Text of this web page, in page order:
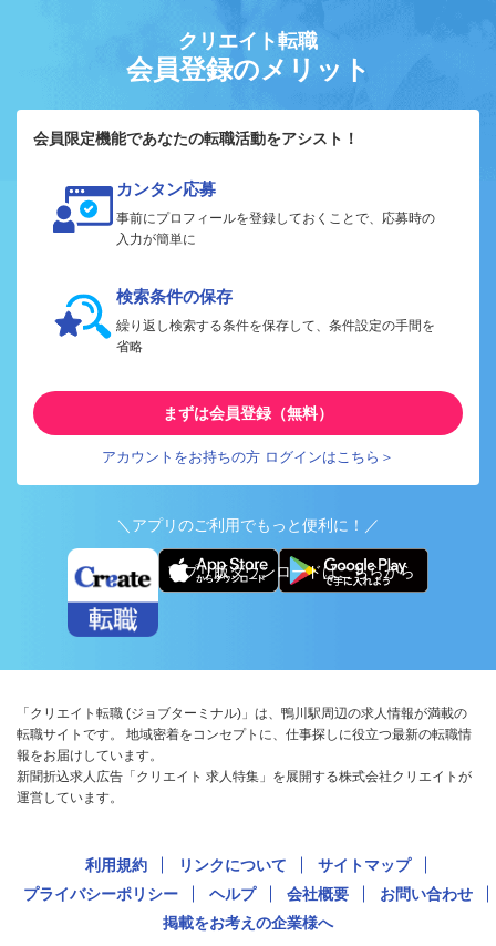
クリエイト転職
会員登録のメリット
会員限定機能であなたの転職活動をアシスト！
カンタン応募
事前にプロフィールを登録しておくことで、応募時の
入力が簡単に
検索条件の保存
繰り返し検索する条件を保存して、条件設定の手間を
省略
まずは会員登録（無料）
アカウントをお持ちの方 ログインはこちら＞
＼アプリのご利用でもっと便利に！／
アプリ版ダウンロードはこちらから
「クリエイト転職 (ジョブターミナル)」は、鴨川駅周辺の求人情報が満載の
転職サイトです。 地域密着をコンセプトに、仕事探しに役立つ最新の転職情
報をお届けしています。
新聞折込求人広告「クリエイト 求人特集」を展開する株式会社クリエイトが
運営しています。
利用規約 リンクについて
サイトマップ
プライバシーポリシー
ヘルプ 会社概要
お問い合わせ
掲載をお考えの企業様へ